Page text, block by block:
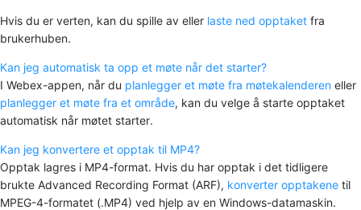
Hvis du er verten, kan du spille av eller laste ned opptaket fra
brukerhuben.
Kan jeg automatisk ta opp et møte når det starter?
I Webex-appen, når du planlegger et møte fra møtekalenderen eller
planlegger et møte fra et område, kan du velge å starte opptaket
automatisk når møtet starter.
Kan jeg konvertere et opptak til MP4?
Opptak lagres i MP4-format. Hvis du har opptak i det tidligere
brukte Advanced Recording Format (ARF), konverter opptakene til
MPEG-4-formatet (.MP4) ved hjelp av en Windows-datamaskin.